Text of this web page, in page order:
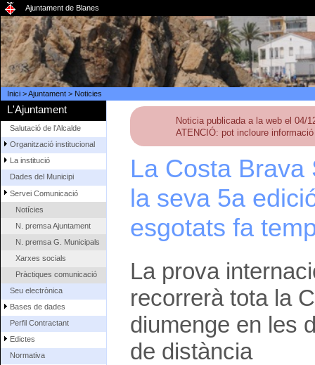
Ajuntament de Blanes
Inici>Ajuntament> Noticies
L'Ajuntament
Salutació de l'Alcalde
Organització institucional
La institució
Dades del Municipi
Servei Comunicació
Notícies
N. premsa Ajuntament
N. premsa G. Municipals
Xarxes socials
Pràctiques comunicació
Seu electrònica
Bases de dades
Perfil Contractant
Edictes
Normativa
Noticia publicada a la web el 04/
ATENCIÓ: pot incloure
La Costa
la seva 5a
esgotats fa
La prova
recorrerà tota la
diumenge en les
de distància